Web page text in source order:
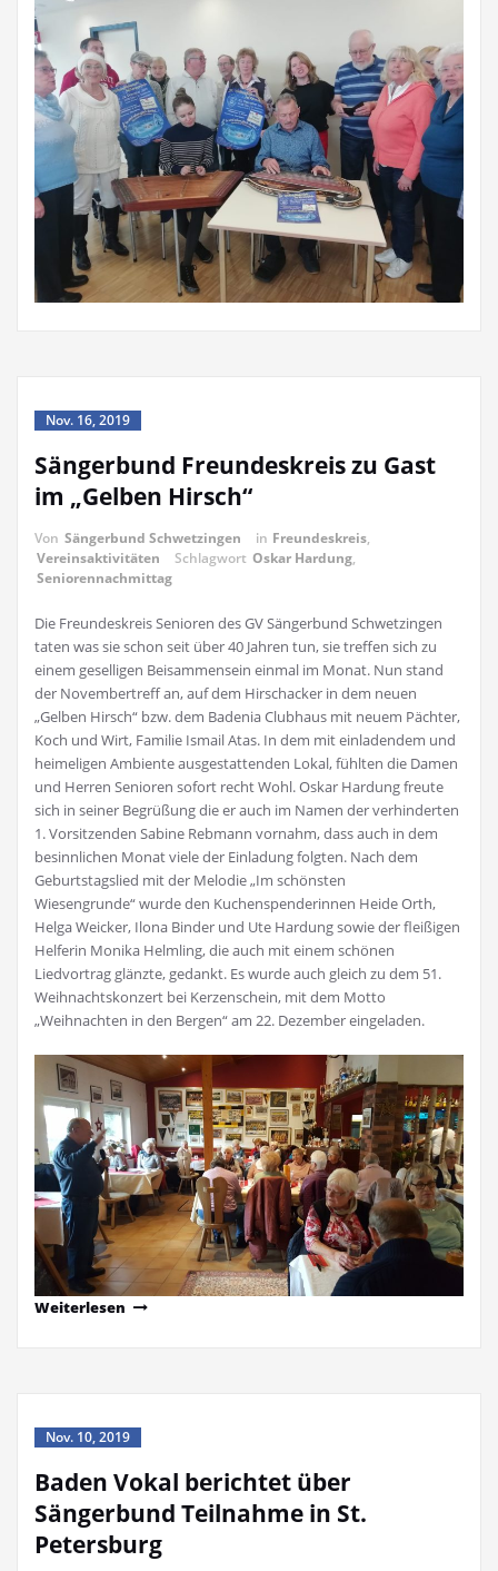
Nov. 16, 2019
Sängerbund Freundeskreis zu Gast
im „Gelben Hirsch“
Von Sängerbund Schwetzingen in Freundeskreis,
Vereinsaktivitäten
Schlagwort Oskar Hardung,
Seniorennachmittag
Die Freundeskreis Senioren des GV Sängerbund Schwetzingen
taten was sie schon seit über 40 Jahren tun, sie treffen sich zu
einem geselligen Beisammensein einmal im Monat. Nun stand
der Novembertreff an, auf dem Hirschacker in dem neuen
„Gelben Hirsch“ bzw. dem Badenia Clubhaus mit neuem Pächter,
Koch und Wirt, Familie Ismail Atas. In dem mit einladendem und
heimeligen Ambiente ausgestattenden Lokal, fühlten die Damen
und Herren Senioren sofort recht Wohl. Oskar Hardung freute
sich in seiner Begrüßung die er auch im Namen der verhinderten
1. Vorsitzenden Sabine Rebmann vornahm, dass auch in dem
besinnlichen Monat viele der Einladung folgten. Nach dem
Geburtstagslied mit der Melodie „Im schönsten
Wiesengrunde“ wurde den Kuchenspenderinnen Heide Orth,
Helga Weicker, Ilona Binder und Ute Hardung sowie der fleißigen
Helferin Monika Helmling, die auch mit einem schönen
Liedvortrag glänzte, gedankt. Es wurde auch gleich zu dem 51.
Weihnachtskonzert bei Kerzenschein, mit dem Motto
„Weihnachten in den Bergen“ am 22. Dezember eingeladen.
Weiterlesen
Nov. 10, 2019
Baden Vokal berichtet über
Sängerbund Teilnahme in St.
Petersburg